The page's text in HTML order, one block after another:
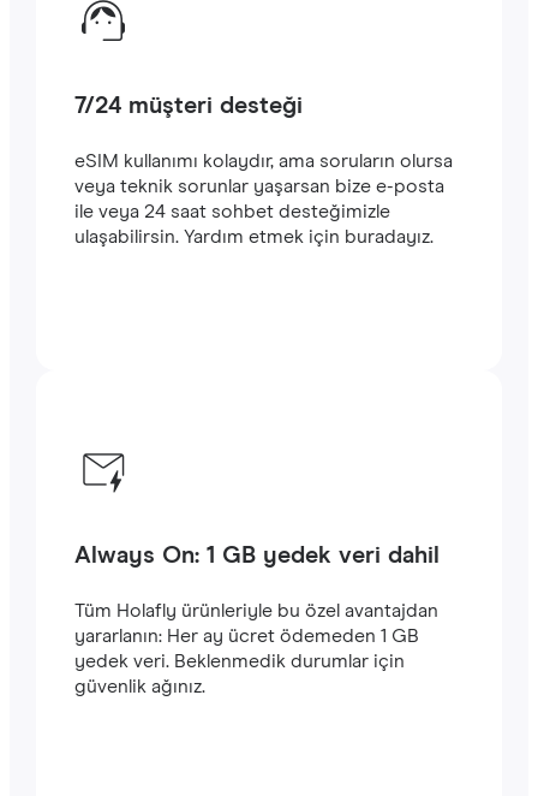
7/24 müşteri desteği
eSIM kullanımı kolaydır, ama soruların olursa
veya teknik sorunlar yaşarsan bize e-posta
ile veya 24 saat sohbet desteğimizle
ulaşabilirsin. Yardım etmek için buradayız.
Always On: 1 GB yedek veri dahil
Tüm Holafly ürünleriyle bu özel avantajdan
yararlanın: Her ay ücret ödemeden 1 GB
yedek veri. Beklenmedik durumlar için
güvenlik ağınız.